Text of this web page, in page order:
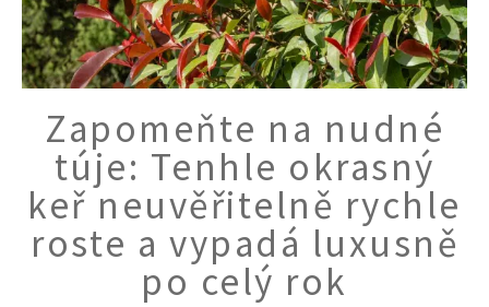
Zapomeňte na nudné
túje: Tenhle okrasný
keř neuvěřitelně rychle
roste a vypadá luxusně
po celý rok